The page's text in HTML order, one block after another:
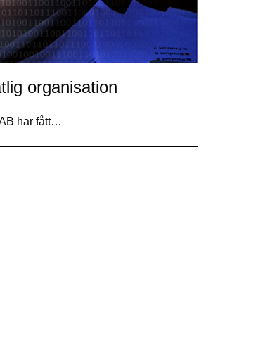
organisation
har fått…